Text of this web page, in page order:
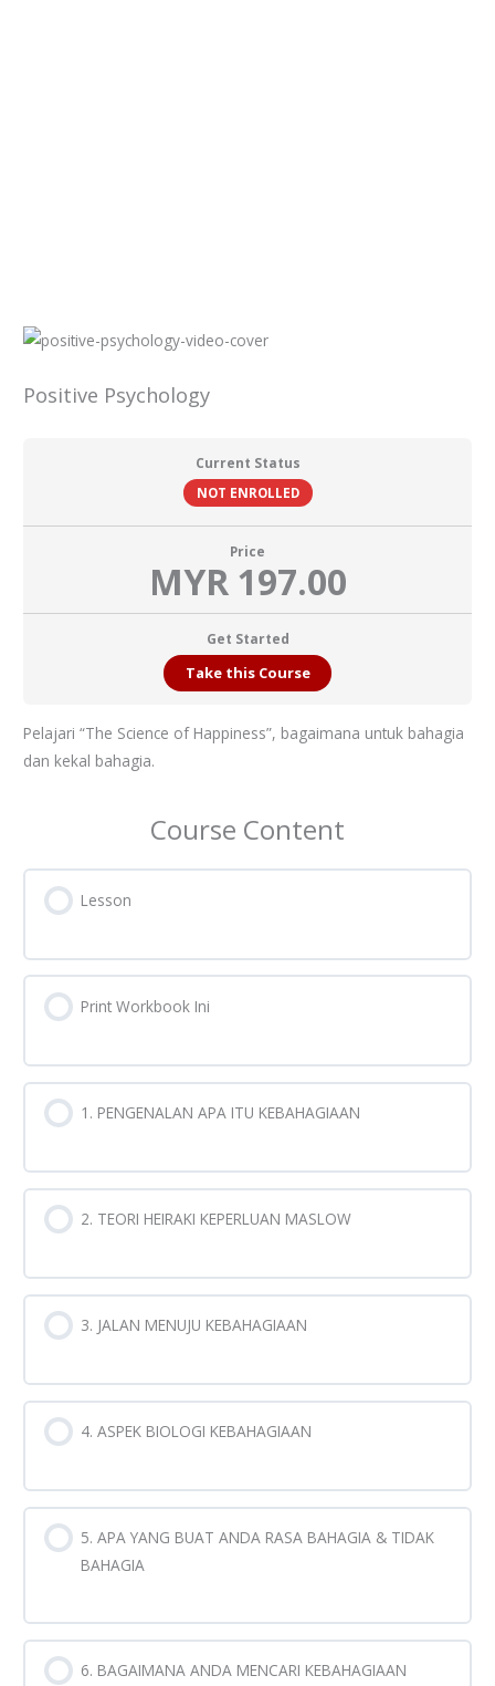
Positive Psychology
Current Status
NOT ENROLLED
Price
MYR 197.00
Get Started
Take this Course
Pelajari “The Science of Happiness”, bagaimana untuk bahagia
dan kekal bahagia.
Course Content
Lesson
Print Workbook Ini
1. PENGENALAN APA ITU KEBAHAGIAAN
2. TEORI HEIRAKI KEPERLUAN MASLOW
3. JALAN MENUJU KEBAHAGIAAN
4. ASPEK BIOLOGI KEBAHAGIAAN
5. APA YANG BUAT ANDA RASA BAHAGIA & TIDAK
BAHAGIA
6. BAGAIMANA ANDA MENCARI KEBAHAGIAAN